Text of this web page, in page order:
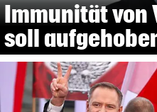
Immunität von
soll